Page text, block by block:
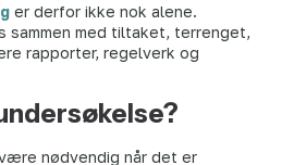
er derfor ikke nok alene.
sammen med tiltaket, terrenget,
rapporter, regelverk og
nødvendig når det er